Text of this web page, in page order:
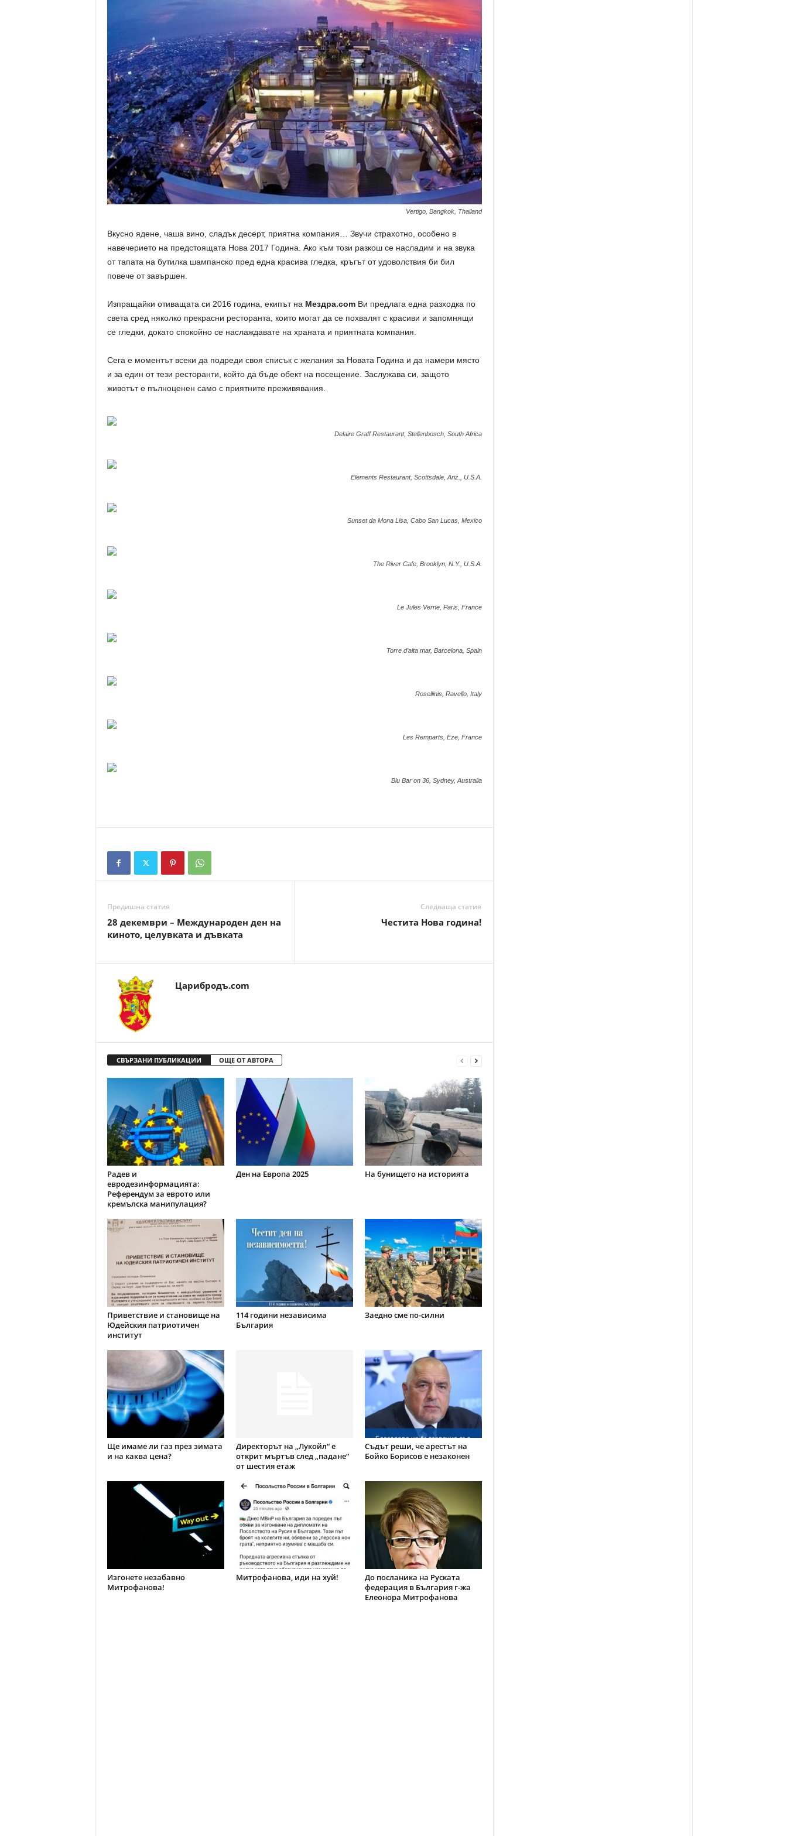
Vertigo, Bangkok, Thailand
Вкусно ядене, чаша вино, сладък десерт, приятна компания… Звучи страхотно, особено в
навечерието на предстоящата Нова 2017 Година. Ако към този разкош се насладим и на звука
от тапата на бутилка шампанско пред една красива гледка, кръгът от удоволствия би бил
повече от завършен.
Изпращайки отиващата си 2016 година, екипът на Мездра.comВи предлага една разходка по
света сред няколко прекрасни ресторанта, които могат да се похвалят с красиви и запомнящи
се гледки, докато спокойно се наслаждавате на храната и приятната компания.
Сега е моментът всеки да подреди своя списък с желания за Новата Година и да намери място
и за един от тези ресторанти, който да бъде обект на посещение. Заслужава си, защото
животът е пълноценен само с приятните преживявания.
Delaire Graff Restaurant, Stellenbosch, South Africa
Elements Restaurant, Scottsdale, Ariz., U.S.A.
Sunset da Mona Lisa, Cabo San Lucas, Mexico
The River Cafe, Brooklyn, N.Y., U.S.A.
Le Jules Verne, Paris, France
Torre d’alta mar, Barcelona, Spain
Rosellinis, Ravello, Italy
Les Remparts, Eze, France
Blu Bar on 36, Sydney, Australia
Предишна статия
28 декември – Международен ден на
киното, целувката и дъвката
Следваща статия
Честита Нова година!
Царибродъ.com
СВЪРЗАНИ ПУБЛИКАЦИИ ОЩЕ ОТ АВТОРА
Радев и
евродезинформацията:
Референдум за еврото или
кремълска манипулация?
Ден на Европа 2025 На бунището на историята
Приветствие и становище на
Юдейския патриотичен
институт
114 години независима
България
Заедно сме по-силни
Ще имаме ли газ през зимата
и на каква цена?
Директорът на „Лукойл“ е
открит мъртъв след „падане“
от шестия етаж
Съдът реши, че арестът на
Бойко Борисов е незаконен
Изгонете незабавно
Митрофанова!
Митрофанова, иди на хуй!
До посланика на Руската
федерация в България г-жа
Елеонора Митрофанова